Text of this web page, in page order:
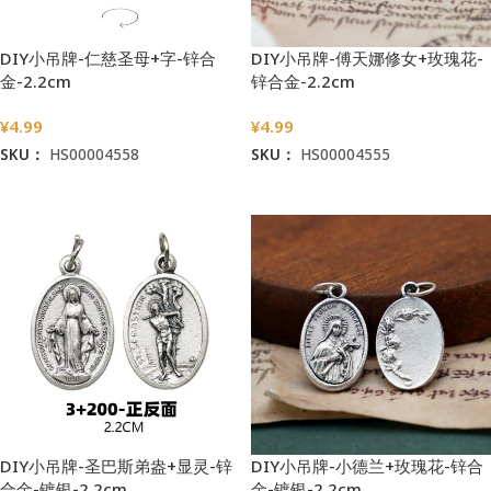
DIY小吊牌-仁慈圣母+字-锌合
金-2.2cm
¥4.99
SKU： HS00004558
DIY小吊牌-傅天娜修女+玫瑰花-
锌合金-2.2cm
¥4.99
SKU： HS00004555
DIY小吊牌-圣巴斯弟盎+显灵-锌
DIY小吊牌-小德兰+玫瑰花-锌合